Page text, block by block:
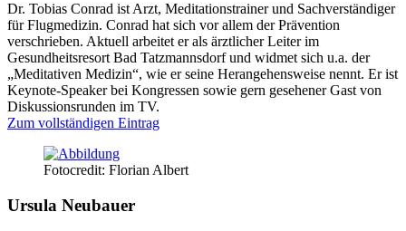
Dr. Tobias Conrad ist Arzt, Meditationstrainer und Sachverständiger
für Flugmedizin. Conrad hat sich vor allem der Prävention
verschrieben. Aktuell arbeitet er als ärztlicher Leiter im
Gesundheitsresort Bad Tatzmannsdorf und widmet sich u.a. der
„Meditativen Medizin“, wie er seine Herangehensweise nennt. Er ist
Keynote-Speaker bei Kongressen sowie gern gesehener Gast von
Diskussionsrunden im TV.
Zum vollständigen Eintrag
Fotocredit: Florian Albert
Ursula Neubauer